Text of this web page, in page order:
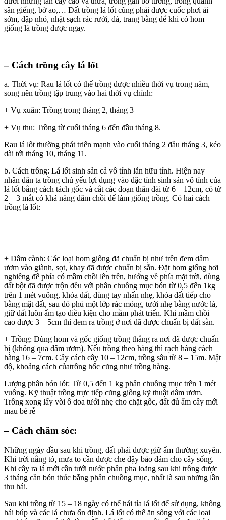
sân giếng, bờ ao,… Đất trồng lá lốt cũng phải được cuốc phơi ải
sớm, đập nhỏ, nhặt sạch rác rưởi, đá, trang bằng để khi có hom
giống là trồng được ngay.
– Cách trồng cây lá lốt
a. Thời vụ: Rau lá lốt có thể trồng được nhiều thời vụ trong năm,
song nên trồng tập trung vào hai thời vụ chính:
+ Vụ xuân: Trồng trong tháng 2, tháng 3
+ Vụ thu: Trồng từ cuối tháng 6 đến đầu tháng 8.
Rau lá lốt thường phát triển mạnh vào cuối tháng 2 đầu tháng 3, kéo
dài tới tháng 10, tháng 11.
b. Cách trồng: Lá lốt sinh sản cả vô tính lẫn hữu tính. Hiện nay
nhân dân ta trồng chủ yếu lợi dụng vào đặc tính sinh sản vô tính của
lá lốt bằng cách tách gốc và cắt các đoạn thân dài từ 6 – 12cm, có từ
2 – 3 mắt có khả năng đâm chồi để làm giống trồng. Có hai cách
trồng lá lốt:
+ Dâm cành: Các loại hom giống đã chuẩn bị như trên đem dâm
ươm vào giành, sọt, khay đã được chuẩn bị sẵn. Đặt hom giống hơi
nghiêng để phía có mầm chồi lên trên, hướng về phía mặt trời, dùng
đất bột đã được trộn đều với phân chuồng mục bón từ 0,5 đến 1kg
trên 1 mét vuông, khỏa dất, dùng tay nhấn nhẹ, khỏa đất tiếp cho
bằng mặt đất, sau đó phủ một lớp rác mỏng, tưới nhẹ bằng nước lá,
giữ đất luôn ẩm tạo điều kiện cho mầm phát triển. Khi mầm chồi
cao được 3 – 5cm thì đem ra trồng ở nơi đã được chuẩn bị đất sẵn.
+ Trồng: Dùng hom và gốc giống trồng thẳng ra nơi đã được chuẩn
bị (không qua dâm ươm). Nếu trồng theo hàng thì rạch hàng cách
hàng 16 – 7cm. Cây cách cây 10 – 12cm, trồng sâu từ 8 – 15m. Mật
độ, khoảng cách củatrồng hốc cũng như trồng hàng.
Lượng phân bón lót: Từ 0,5 đến 1 kg phân chuồng mục trên 1 mét
vuông. Kỹ thuật trồng trực tiếp cũng giống kỹ thuật dâm ươm.
Trồng xong lấy vòi ô doa tưới nhẹ cho chặt gốc, đất đủ ẩm cây mới
mau bé rễ
– Cách chăm sóc:
Những ngày đầu sau khi trồng, đất phải được giữ ẩm thường xuyên.
Khi trời nắng tó, mưa to cần được che đậy bảo đảm cho cây sống.
Khi cây ra lá mới cần tưới nước phân pha loãng sau khi trồng được
3 tháng cần bón thúc bằng phân chuồng mục, nhất là sau những lần
thu hái.
Sau khi trồng từ 15 – 18 ngày có thể hái tỉa lá lốt để sử dụng, không
hái búp và các lá chưa ổn định. Lá lốt có thể ăn sống với các loai